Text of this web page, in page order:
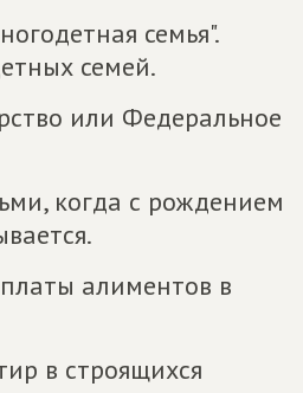
семья".
семей.
или Федеральное
когда с рождением
алиментов в
в строящихся